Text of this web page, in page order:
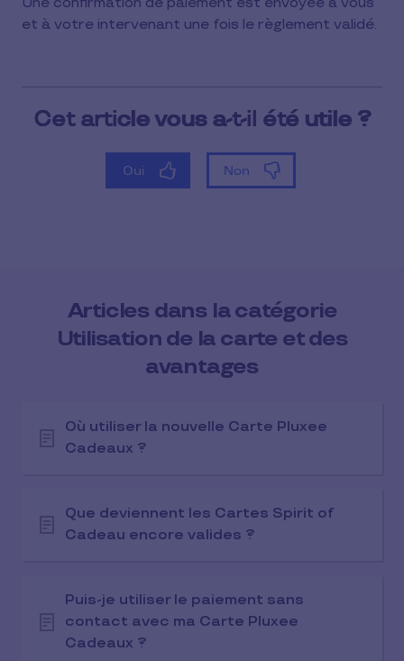
et à votre intervenant une fois le règlement validé.
Articles dans la catégorie
Utilisation de la carte et des
avantages
Où utiliser la nouvelle Carte Pluxee
Cadeaux ?
Que deviennent les Cartes Spirit of
Cadeau encore valides ?
Puis-je utiliser le paiement sans
contact avec ma Carte Pluxee
Cadeaux ?